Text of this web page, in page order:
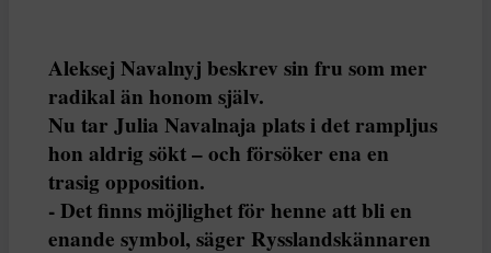
Aleksej Navalnyj beskrev sin fru som mer
radikal än honom själv.
Nu tar Julia Navalnaja plats i det rampljus
hon aldrig sökt – och försöker ena en
trasig opposition.
- Det finns möjlighet för henne att bli en
enande symbol, säger Rysslandskännaren